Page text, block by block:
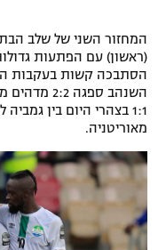
תקנון משתתפים
תקנון עבור פעילות
תקנון עבור פעילות ספורט 1 –
טניס
גיימינג E-Sports
תנאי שימוש
מדיניות פרטיות
פוטבול אמריקאי NFL
בייסבול MLB
ספורט אתגרי
אומנויות לחימה
גיימינג E-Sports
המחזור השני של שלב
(ראשון) עם הפתעות
השנהב
מאוריטניה.